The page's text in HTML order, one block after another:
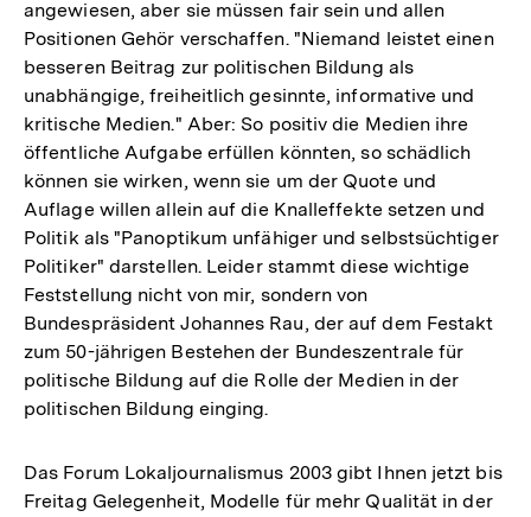
angewiesen, aber sie müssen fair sein und allen
Positionen Gehör verschaffen. "Niemand leistet einen
besseren Beitrag zur politischen Bildung als
unabhängige, freiheitlich gesinnte, informative und
kritische Medien." Aber: So positiv die Medien ihre
öffentliche Aufgabe erfüllen könnten, so schädlich
können sie wirken, wenn sie um der Quote und
Auflage willen allein auf die Knalleffekte setzen und
Politik als "Panoptikum unfähiger und selbstsüchtiger
Politiker" darstellen. Leider stammt diese wichtige
Feststellung nicht von mir, sondern von
Bundespräsident Johannes Rau, der auf dem Festakt
zum 50-jährigen Bestehen der Bundeszentrale für
politische Bildung auf die Rolle der Medien in der
politischen Bildung einging.
Das Forum Lokaljournalismus 2003 gibt Ihnen jetzt bis
Freitag Gelegenheit, Modelle für mehr Qualität in der